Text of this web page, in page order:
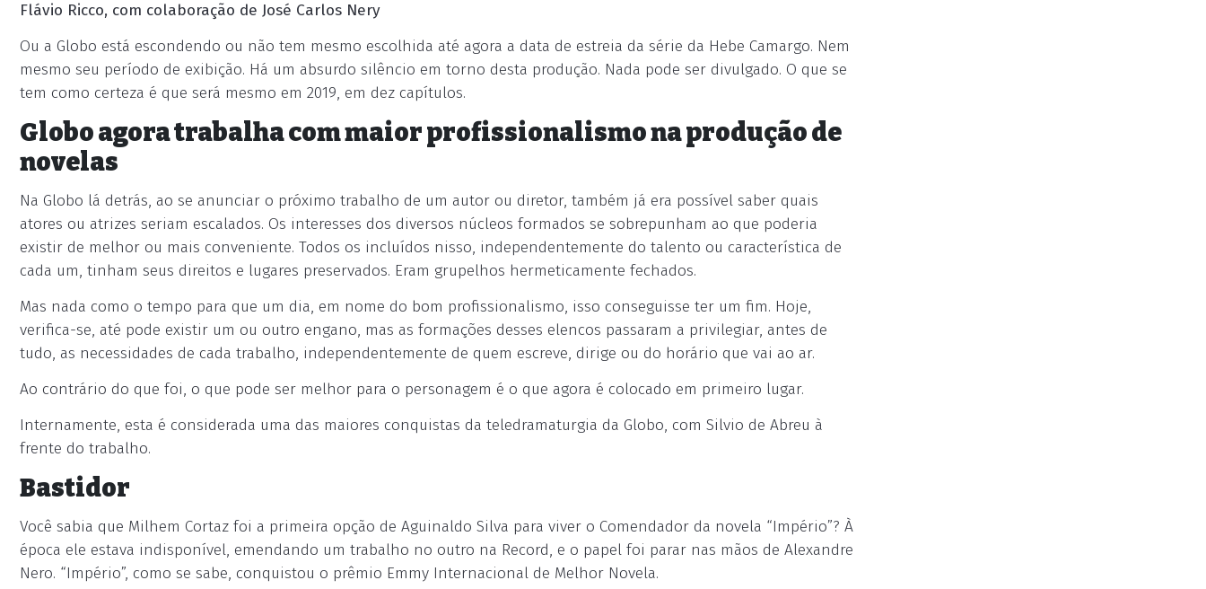
Flávio Ricco, com colaboração de José Carlos Nery
Ou a Globo está escondendo ou não tem mesmo escolhida até agora a data de estreia da série da Hebe Camargo. Nem
mesmo seu período de exibição. Há um absurdo silêncio em torno desta produção. Nada pode ser divulgado. O que se
tem como certeza é que será mesmo em 2019, em dez capítulos.
Globo agora trabalha com maior profissionalismo na produção de
novelas
Na Globo lá detrás, ao se anunciar o próximo trabalho de um autor ou diretor, também já era possível saber quais
atores ou atrizes seriam escalados. Os interesses dos diversos núcleos formados se sobrepunham ao que poderia
existir de melhor ou mais conveniente. Todos os incluídos nisso, independentemente do talento ou característica de
cada um, tinham seus direitos e lugares preservados. Eram grupelhos hermeticamente fechados.
Mas nada como o tempo para que um dia, em nome do bom profissionalismo, isso conseguisse ter um fim. Hoje,
verifica-se, até pode existir um ou outro engano, mas as formações desses elencos passaram a privilegiar, antes de
tudo, as necessidades de cada trabalho, independentemente de quem escreve, dirige ou do horário que vai ao ar.
Ao contrário do que foi, o que pode ser melhor para o personagem é o que agora é colocado em primeiro lugar.
Internamente, esta é considerada uma das maiores conquistas da teledramaturgia da Globo, com Silvio de Abreu à
frente do trabalho.
Bastidor
Você sabia que Milhem Cortaz foi a primeira opção de Aguinaldo Silva para viver o Comendador da novela “Império”? À
época ele estava indisponível, emendando um trabalho no outro na Record, e o papel foi parar nas mãos de Alexandre
Nero. “Império”, como se sabe, conquistou o prêmio Emmy Internacional de Melhor Novela.